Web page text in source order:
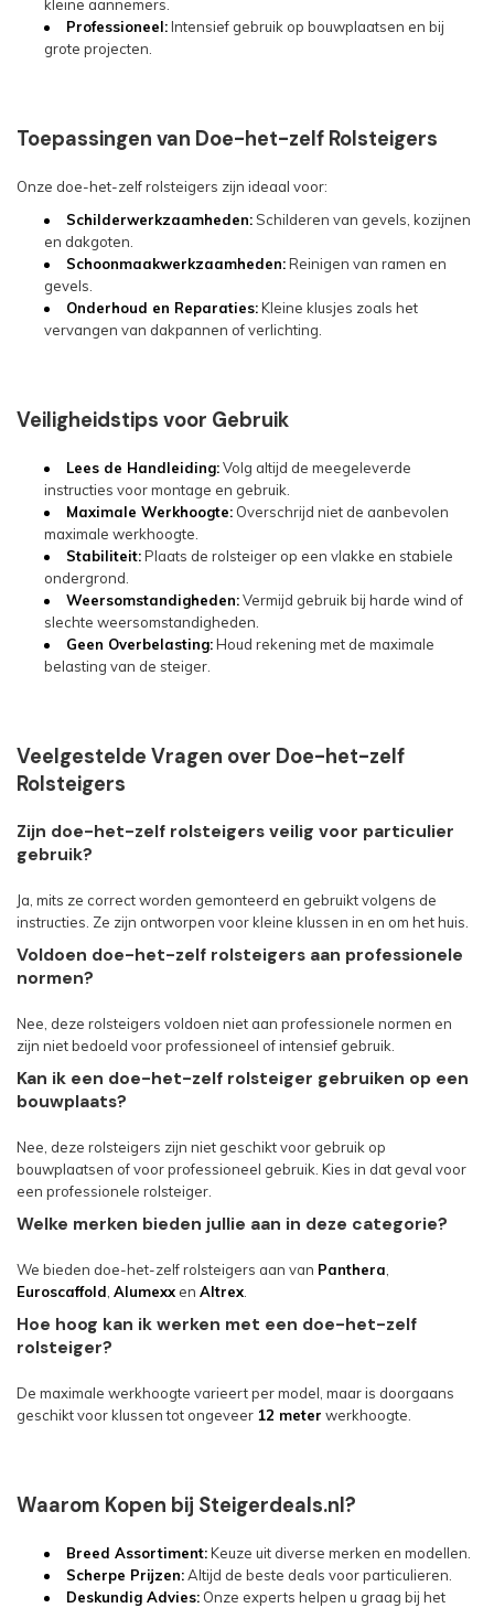
kleine aannemers.
Professioneel:Intensief gebruik op bouwplaatsen en bij
grote projecten.
Toepassingen van Doe-het-zelf Rolsteigers
Onze doe-het-zelf rolsteigers zijn ideaal voor:
Schilderwerkzaamheden:Schilderen van gevels, kozijnen
en dakgoten.
Schoonmaakwerkzaamheden:Reinigen van ramen en
gevels.
Onderhoud en Reparaties:Kleine klusjes zoals het
vervangen van dakpannen of verlichting.
Veiligheidstips voor Gebruik
Lees de Handleiding:Volg altijd de meegeleverde
instructies voor montage en gebruik.
Maximale Werkhoogte: Overschrijd niet de aanbevolen
maximale werkhoogte.
Stabiliteit:Plaats de rolsteiger op een vlakke en stabiele
ondergrond.
Weersomstandigheden:Vermijd gebruik bij harde wind of
slechte weersomstandigheden.
Geen Overbelasting:Houd rekening met de maximale
belasting van de steiger.
Veelgestelde Vragen over Doe-het-zelf
Rolsteigers
Zijn doe-het-zelf rolsteigers veilig voor particulier
gebruik?
Ja, mits ze correct worden gemonteerd en gebruikt volgens de
instructies. Ze zijn ontworpen voor kleine klussen in en om het huis.
Voldoen doe-het-zelf rolsteigers aan professionele
normen?
Nee, deze rolsteigers voldoen niet aan professionele normen en
zijn niet bedoeld voor professioneel of intensief gebruik.
Kan ik een doe-het-zelf rolsteiger gebruiken op een
bouwplaats?
Nee, deze rolsteigers zijn niet geschikt voor gebruik op
bouwplaatsen of voor professioneel gebruik. Kies in dat geval voor
een professionele rolsteiger.
Welke merken bieden jullie aan in deze categorie?
We bieden doe-het-zelf rolsteigers aan van Panthera
Euroscaffold Alumexx en Altrex
Hoe hoog kan ik werken met een doe-het-zelf
rolsteiger?
De maximale werkhoogte varieert per model, maar is doorgaans
geschikt voor klussen tot ongeveer 12 meter werkhoogte.
Waarom Kopen bij Steigerdeals.nl?
Breed Assortiment:Keuze uit diverse merken en modellen.
Scherpe Prijzen:Altijd de beste deals voor particulieren.
Deskundig Advies: Onze experts helpen u graag bij het